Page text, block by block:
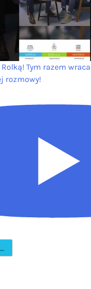
Tym razem
rozmowy!